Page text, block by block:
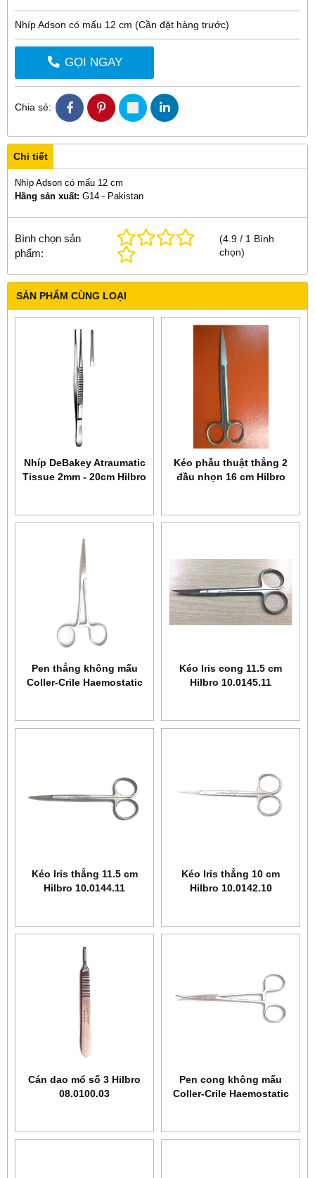
Nhíp Adson có mấu 12 cm (Cần đặt hàng trước)
GỌI NGAY
Chia sẻ:
Chi tiết
Nhíp Adson có mấu 12 cm
Hãng sản xuất: G14 - Pakistan
Bình chọn sản
phẩm:
(4.9 / 1 Bình
chọn)
SẢN PHẨM CÙNG LOẠI
Nhíp DeBakey Atraumatic
Tissue 2mm - 20cm Hilbro
Kéo phẫu thuật thẳng 2
đầu nhọn 16 cm Hilbro
Pen thẳng không mấu
Coller-Crile Haemostatic
Kéo Iris cong 11.5 cm
Hilbro 10.0145.11
Kéo Iris thẳng 11.5 cm
Hilbro 10.0144.11
Kéo Iris thẳng 10 cm
Hilbro 10.0142.10
Cán dao mổ số 3 Hilbro
08.0100.03
Pen cong không mấu
Coller-Crile Haemostatic